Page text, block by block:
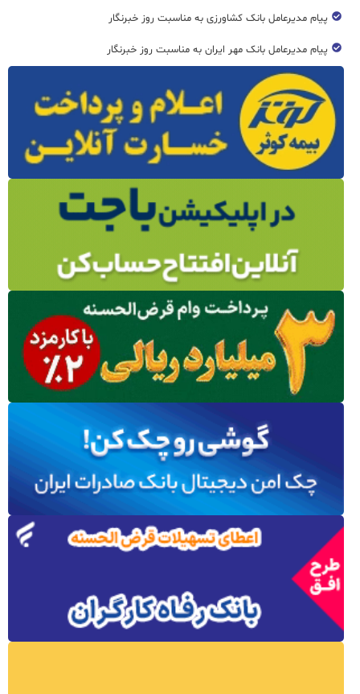
پیام مدیرعامل بانک کشاورزی به مناسبت روز خبرنگار
پیام مدیرعامل بانک مهر ایران به مناسبت روز خبرنگار